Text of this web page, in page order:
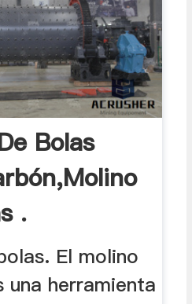
Bolas
.
El molino
una herramienta